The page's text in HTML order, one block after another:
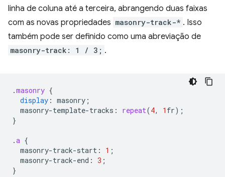
linha de coluna até a terceira, abrangendo duas faixas
com as novas propriedades masonry-track-* . Isso
também pode ser definido como uma abreviação de
masonry-track: 1 / 3; .
.masonry {
display : masonry ;
masonry-template-tracks : repeat(4, 1 fr);
}
.a {
masonry-track-start : 1 ;
masonry-track-end : 3 ;
}